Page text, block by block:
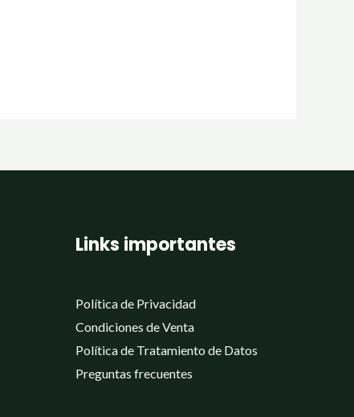
Links importantes
Política de Privacidad
Condiciones de Venta
Política de Tratamiento de Datos
Preguntas frecuentes